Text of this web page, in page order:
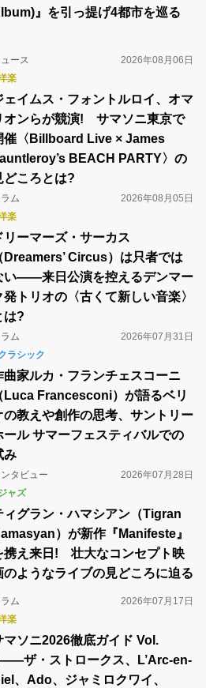
』を引っ提げ4都市を巡る
ース
2026年08月06日
楽
ェイムス・フォントルロイ、オマ
オンらが競演! サマソニ東京で
催〈Billboard Live × James
BEACH PARTY〉の
どころとは?
ム
2026年08月05日
楽
リーマーズ・サーカス
Dreamers’ Circus）は只者では
い――来日公演を控えるデンマー
発トリオの〈古くて新しい音楽〉
は?
ム
2026年07月31日
ラシック
曲家ルカ・フランチェスコーニ
Luca Francesconi）が語るベリ
の教えや創作の思考、サントリー
ール サマーフェスティバルでの
み
タビュー
2026年07月28日
ャズ
ィグラン・ハマシアン（Tigran
）が新作『Manifeste』
携え来日! 壮大なコンセプト映
のようなライブの見どころに迫る
ム
2026年07月17日
楽
マソニ2026徹底ガイド Vol.
ザ・ストロークス、L’Arc-en-
、Ado、ジャミロクワイ、